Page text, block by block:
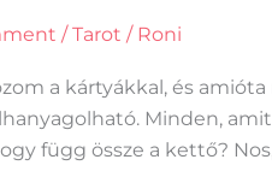
/Tarot / Roni
a kártyákkal, és
Minden,
függ össze a kettő?